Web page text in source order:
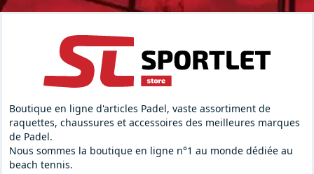
Boutique en ligne d'articles Padel, vaste assortiment de
raquettes, chaussures et accessoires des meilleures marques
de Padel.
Nous sommes la boutique en ligne n°1 au monde dédiée au
beach tennis.